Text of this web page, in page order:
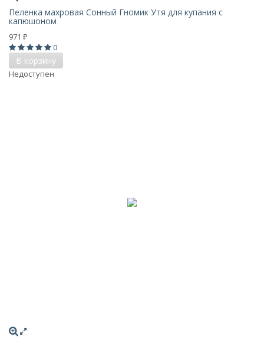
Пеленка махровая Сонный Гномик Утя для купания с
капюшоном
971 ₽
0
В корзину
Недоступен